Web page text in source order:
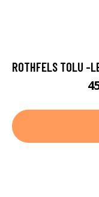
ROTHFELS TOLU -